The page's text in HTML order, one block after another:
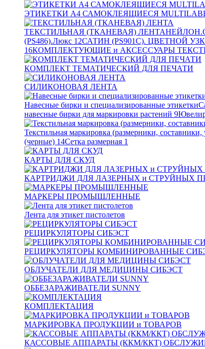
ЭТИКЕТКИ А4 САМОКЛЕЯЩИЕСЯ
ТЕКСТИЛЬНАЯ (ТКАНЕВАЯ) ЛЕНТА
(PS486).Люкс 12САТИН (PS901C). ЦВЕТНОЙ
16КОМПЛЕКТУЮЩИЕ и АКСЕССУАРЫ
КОМПЛЕКТ ТЕМАТИЧЕСКИЙ ДЛЯ ПЕЧАТИ
СИЛИКОНОВАЯ ЛЕНТА
Навесные бирки и специализированные этикетки
навесные бирки для маркировки растений 9
Текстильная маркировка (размерники,
(черные) 14Сетка размерная 1
КАРТЫ ДЛЯ СКУД
КАРТРИДЖИ ДЛЯ ЛАЗЕРНЫХ и СТРУЙНЫХ
МАРКЕРЫ ПРОМЫШЛЕННЫЕ
Лента для этикет пистолетов
РЕЦИРКУЛЯТОРЫ СИБЭСТ
РЕЦИРКУЛЯТОРЫ КОМБИНИРОВАННЫЕ
ОБЛУЧАТЕЛИ ДЛЯ МЕДИЦИНЫ СИБЭСТ
ОББЕЗАРАЖИВАТЕЛИ SUNNY
КОМПЛЕКТАЦИЯ
МАРКИРОВКА ПРОДУКЦИИ и ТОВАРОВ
КАССОВЫЕ АППАРАТЫ (ККМ/ККТ)